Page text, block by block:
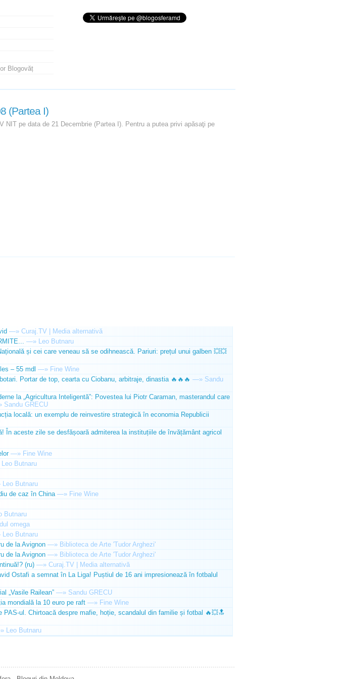
Blogovăț
(Partea I)
NIT pe data de 21 Decembrie (Partea I). Pentru a putea privi apăsaţi pe
—» Curaj.TV | Media alternativă
—» Leo Butnaru
și cei care veneau să se odihnească. Pariuri: prețul unui galben 💥💥
– 55 mdl —» Fine Wine
Portar de top, cearta cu Ciobanu, arbitraje, dinastia 🔥🔥🔥 —» Sandu
la „Agricultura Inteligentă”: Povestea lui Piotr Caraman, masterandul care
Sandu GRECU
locală: un exemplu de reinvestire strategică în economia Republicii
În aceste zile se desfășoară admiterea la instituțiile de învățământ agricol
—» Fine Wine
Leo Butnaru
Leo Butnaru
de caz în China —» Fine Wine
Butnaru
omega
Leo Butnaru
de la Avignon —» Biblioteca de Arte 'Tudor Arghezi'
de la Avignon —» Biblioteca de Arte 'Tudor Arghezi'
(ru) —» Curaj.TV | Media alternativă
Ostafi a semnat în La Liga! Puștiul de 16 ani impresionează în fotbalul
„Vasile Railean” —» Sandu GRECU
mondială la 10 euro pe raft —» Fine Wine
PAS-ul. Chirtoacă despre mafie, hoție, scandalul din familie și fotbal 🔥💥🔝
Leo Butnaru